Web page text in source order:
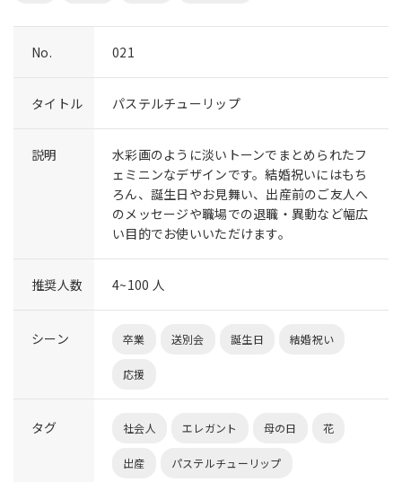
No. 021
タイトル パステルチューリップ
説明
水彩画のように淡いトーンでまとめられたフ
ェミニンなデザインです。結婚祝いにはもち
ろん、誕生日やお見舞い、出産前のご友人へ
のメッセージや職場での退職・異動など幅広
い目的でお使いいただけます。
推奨人数 4~100 人
シーン 卒業 送別会 誕生日 結婚祝い
応援
タグ 社会人 エレガント 母の日 花
出産 パステルチューリップ